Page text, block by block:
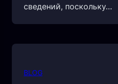
сведений, поскольку…
BLOG